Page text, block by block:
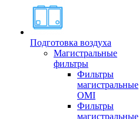
Подготовка воздуха
Магистральные
фильтры
Фильтры
магистральные
OMI
Фильтры
магистральные